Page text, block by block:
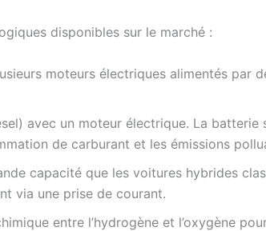
disponibles sur le marché :
moteurs électriques alimentés par
avec un moteur électrique. La batterie
de carburant et les émissions
capacité que les voitures hybrides
via une prise de courant.
entre l’hydrogène et l’oxygène